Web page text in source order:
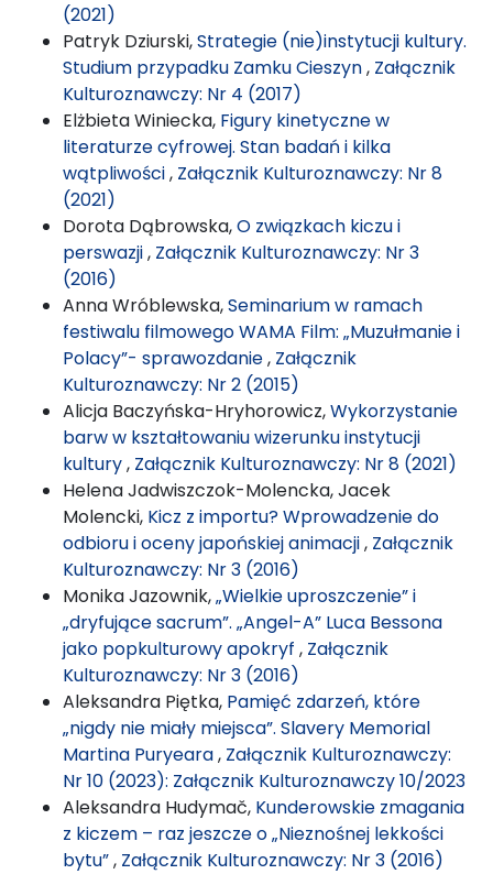
(2021)
Patryk Dziurski,Strategie (nie)instytucji kultury.
Studium przypadku Zamku Cieszyn, Załącznik
Kulturoznawczy: Nr 4 (2017)
Elżbieta Winiecka, Figury kinetyczne w
literaturze cyfrowej. Stan badań i kilka
wątpliwości, Załącznik Kulturoznawczy: Nr 8
(2021)
Dorota Dąbrowska,O związkach kiczu i
perswazji, Załącznik Kulturoznawczy: Nr 3
(2016)
Anna Wróblewska,Seminarium w ramach
festiwalu filmowego WAMA Film: „Muzułmanie i
Polacy”- sprawozdanie, Załącznik
Kulturoznawczy: Nr 2 (2015)
Alicja Baczyńska-Hryhorowicz,Wykorzystanie
barw w kształtowaniu wizerunku instytucji
kultury, Załącznik Kulturoznawczy: Nr 8 (2021)
Helena Jadwiszczok-Molencka, Jacek
Molencki, Kicz z importu? Wprowadzenie do
odbioru i oceny japońskiej animacji, Załącznik
Kulturoznawczy: Nr 3 (2016)
Monika Jazownik,„Wielkie uproszczenie” i
„dryfujące sacrum”. „Angel-A” Luca Bessona
jako popkulturowy apokryf , Załącznik
Kulturoznawczy: Nr 3 (2016)
Aleksandra Piętka, Pamięć zdarzeń, które
„nigdy nie miały miejsca”. Slavery Memorial
Martina Puryeara, Załącznik Kulturoznawczy:
Nr 10 (2023): Załącznik Kulturoznawczy 10/2023
Aleksandra Hudymač, Kunderowskie zmagania
z kiczem – raz jeszcze o „Nieznośnej lekkości
bytu”, Załącznik Kulturoznawczy: Nr 3 (2016)